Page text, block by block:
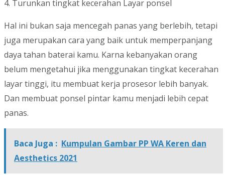
4. Turunkan tingkat kecerahan Layar ponsel
Hal ini bukan saja mencegah panas yang berlebih, tetapi
juga merupakan cara yang baik untuk memperpanjang
daya tahan baterai kamu. Karna kebanyakan orang
belum mengetahui jika menggunakan tingkat kecerahan
layar tinggi, itu membuat kerja prosesor lebih banyak.
Dan membuat ponsel pintar kamu menjadi lebih cepat
panas.
Baca Juga : Kumpulan Gambar PP WA Keren dan
Aesthetics 2021